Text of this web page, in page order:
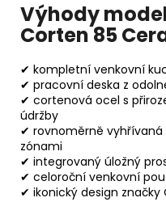
Výhody
Corten 85
✔ kompletní venkovní
✔ pracovní deska z
✔ cortenová ocel s
údržby
✔ rovnoměrně
zónami
✔ integrovaný úložný
✔ celoroční venkovní
✔ ikonický design značky